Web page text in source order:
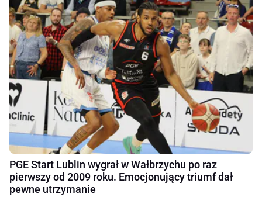
PGE Start Lublin wygrał w Wałbrzychu po raz
pierwszy od 2009 roku. Emocjonujący triumf dał
pewne utrzymanie